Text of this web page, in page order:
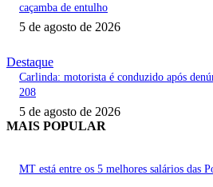
caçamba de entulho
5 de agosto de 2026
Destaque
Carlinda: motorista é conduzido após
208
5 de agosto de 2026
MAIS POPULAR
MT está entre os 5 melhores salários das